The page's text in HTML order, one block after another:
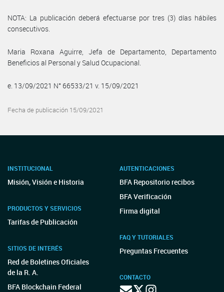
NOTA: La publicación deberá efectuarse por tres (3) días hábiles
consecutivos.
Maria Roxana Aguirre, Jefa de Departamento, Departamento
Beneficios al Personal y Salud Ocupacional.
e. 13/09/2021 N° 66533/21 v. 15/09/2021
Fecha de publicación 15/09/2021
INSTITUCIONAL
Misión, Visión e Historia
PRODUCTOS Y SERVICIOS
Tarifas de Publicación
SITIOS DE INTERÉS
Red de Boletines Oficiales
de la R. A.
BFA Blockchain Federal
AUTENTICACIONES
BFA Repositorio recibos
BFA Verificación
Firma digital
FAQ Y TUTORIALES
Preguntas Frecuentes
CONTACTO